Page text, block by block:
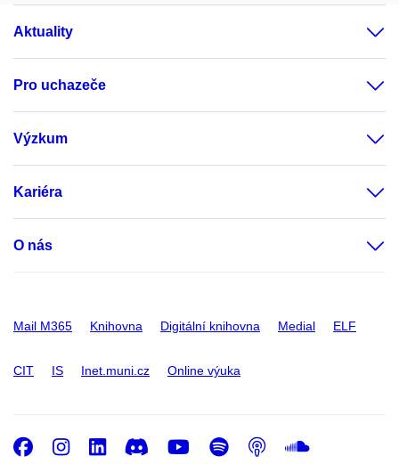
Aktuality
Pro uchazeče
Výzkum
Kariéra
O nás
Mail M365 Knihovna Digitální knihovna Medial ELF
CIT IS Inet.muni.cz Online výuka
Facebook
Instagram
LinkedIn
DiscordYoutube
Spotify
Podcast